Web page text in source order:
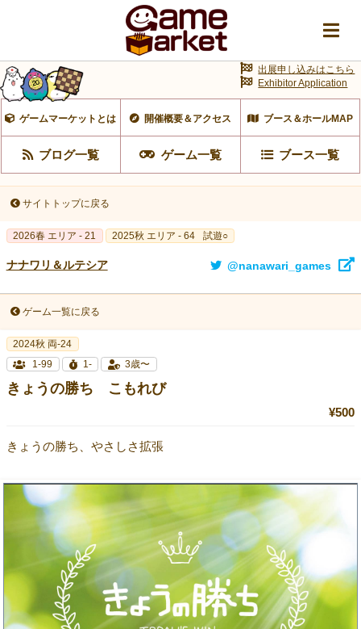
ゲームマーケットとは 開催概要＆アクセス ブース＆ホールMAP
ブログ一覧 ゲーム一覧 ブース一覧
出展申し込みはこちら
Exhibitor Application
サイトトップに戻る
2026春 エリア - 21 2025秋 エリア - 64 試遊○
ナナワリ＆ルテシア @nanawari_games
ゲーム一覧に戻る
2024秋 両-24
1-99
1- 3歳〜
きょうの勝ち こもれび
¥500
きょうの勝ち、やさしさ拡張